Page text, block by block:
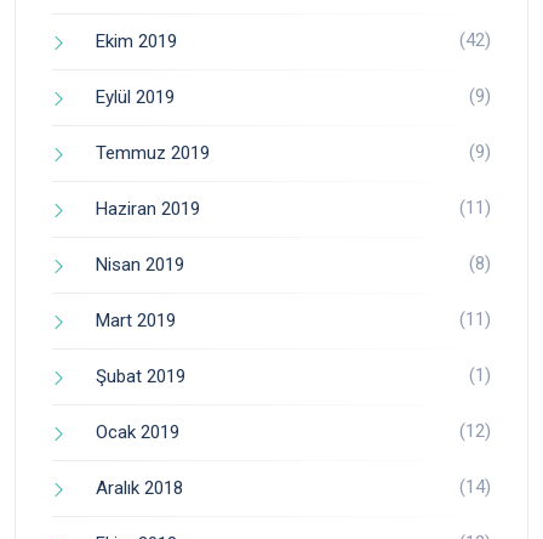
Ekim 2019 (42)
Eylül 2019 (9)
Temmuz 2019 (9)
Haziran 2019 (11)
Nisan 2019 (8)
Mart 2019 (11)
Şubat 2019 (1)
Ocak 2019 (12)
Aralık 2018 (14)